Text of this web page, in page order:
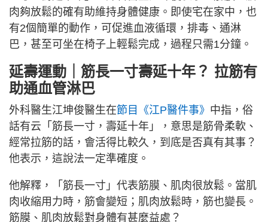
肉夠放鬆的確有助維持身體健康。即使宅在家中，也
有2個簡單的動作，可促進血液循環，排毒、通淋
巴，甚至可坐在椅子上輕鬆完成，過程只需1分鐘。
延壽運動｜筋長一寸壽延十年？ 拉筋有
助通血管淋巴
外科醫生江坤俊醫生在節目《江P醫件事》 中指，俗
話有云「筋長一寸，壽延十年」，意思是筋骨柔軟、
經常拉筋的話，會活得比較久，到底是否真有其事？
他表示，這說法一定準確度。
他解釋，「筋長一寸」代表筋膜、肌肉很放鬆。當肌
肉收縮用力時，筋會變短；肌肉放鬆時，筋也變長。
筋膜、肌肉放鬆對身體有甚麼益處？